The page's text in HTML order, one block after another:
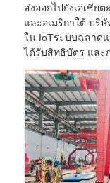
ส่งออกไปยังเอเชีย
และอเมริกาใต้ บริ
ใน IoTระบบฉลาด
ได้รับสิทธิบัตร และ